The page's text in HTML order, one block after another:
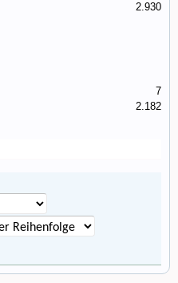
2.930
7
2.182